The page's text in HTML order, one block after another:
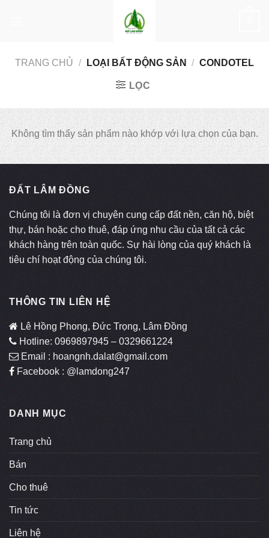
TRANG CHỦ / LOẠI BẤT ĐỘNG SẢN / CONDOTEL
LỌC
Không tìm thấy sản phẩm nào khớp với lựa chọn của bạn.
ĐẤT LÂM ĐỒNG
Chúng tôi là đơn vị chuyên cung cấp đất nền, căn hộ, biệt
thự, bán hoặc cho thuê, đáp ứng nhu cầu của tất cả các
khách hàng trên toàn quốc. Sự hài lòng của quý khách là
tiêu chí hoạt động của chúng tôi.
THÔNG TIN LIÊN HỆ
Lê Hồng Phong, Đức Trọng, Lâm Đồng
Hotline: 0969897945 – 0329661224
Email : hoangnh.dalat@gmail.com
Facebook : @lamdong247
DANH MỤC
Trang chủ
Bán
Cho thuê
Tin tức
Liên hệ